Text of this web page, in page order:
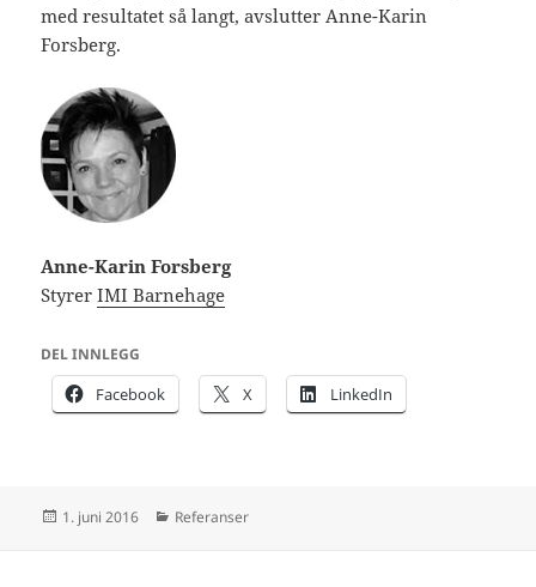
med resultatet så langt, avslutter Anne-Karin
Forsberg.
Anne-Karin Forsberg
StyrerIMI Barnehage
DEL INNLEGG
Facebook X LinkedIn
Publisert
1. juni 2016 Kategorier
Referanser